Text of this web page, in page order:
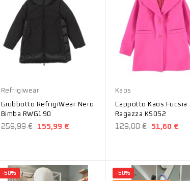
Refrigiwear
Giubbotto RefrigiWear Nero
Bimba RWG190
259,99 € 155,99 €
Kaos
Cappotto Kaos Fucsia
Ragazza KS052
129,00 € 51,60 €
-50% -50%